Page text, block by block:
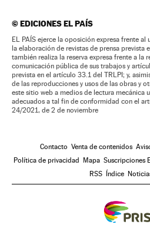
©EDICIONES EL PAÍS
EL PAÍS ejerce la oposición expresa frente al
la elaboración de revistas de prensa prevista
también realiza la reserva expresa frente a la
comunicación pública de sus trabajos y
prevista en el artículo 33.1 del TRLPI; y,
de las reproducciones y usos de las obras y
este sitio web a medios de lectura mecánica
adecuados a tal fin de conformidad con el
24/2021, de 2 de noviembre
Contacto Venta de contenidos
Política de privacidad Mapa Suscripciones
RSS Índice